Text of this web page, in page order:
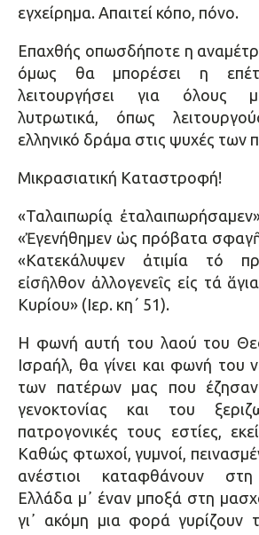
εγχείρημα. Απαιτεί κόπο, πόνο.
Επαχθής οπωσδήποτε η
όμως θα μπορέσει η
λειτουργήσει για όλους
λυτρωτικά, όπως
ελληνικό δράμα στις ψυχές των
Μικρασιατική Καταστροφή!
«Ταλαιπωρίᾳ
«Ἐγενήθημεν ὡς πρόβατα
«Κατεκάλυψεν ἀτιμία τό
εἰσῆλθον ἀλλογενεῖς εἰς τά
Κυρίου» (Ιερ. κη΄ 51).
Η φωνή αυτή του λαού του
Ισραήλ, θα γίνει και φωνή του
των πατέρων μας που
γενοκτονίας και του
πατρογονικές τους εστίες,
Καθώς φτωχοί, γυμνοί,
ανέστιοι καταφθάνουν στη
Ελλάδα μ᾿ έναν μποξά στη
γι᾿ ακόμη μια φορά γυρίζουν